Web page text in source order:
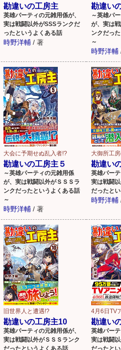
勘違いの工房主
英雄パーティの元雑用係が、
実は戦闘以外がSSSランクだ
ったというよくある話
時野洋輔 / 著
勘違い
～英雄パ
が、実は
ンクだっ
～
時野洋輔
大会に予期せぬ乱入者!?
勘違いの工房主５
～英雄パーティの元雑用係
が、実は戦闘以外がＳＳＳラ
ンクだったというよくある話
～
時野洋輔 / 著
大御所工
勘違い
英雄パーテ
実は戦闘
だったと
時野洋輔
旧世界人と遭遇!?
勘違いの工房主10
英雄パーティの元雑用係が、
実は戦闘以外がＳＳＳランク
4月6日TV
勘違い
英雄パーテ
実は戦闘